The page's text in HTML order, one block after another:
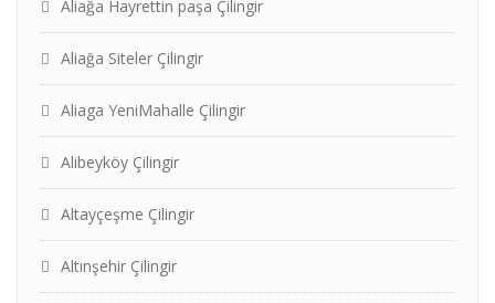
Aliağa Hayrettin paşa Çilingir
Aliağa Siteler Çilingir
Aliaga YeniMahalle Çilingir
Alibeyköy Çilingir
Altayçeşme Çilingir
Altınşehir Çilingir